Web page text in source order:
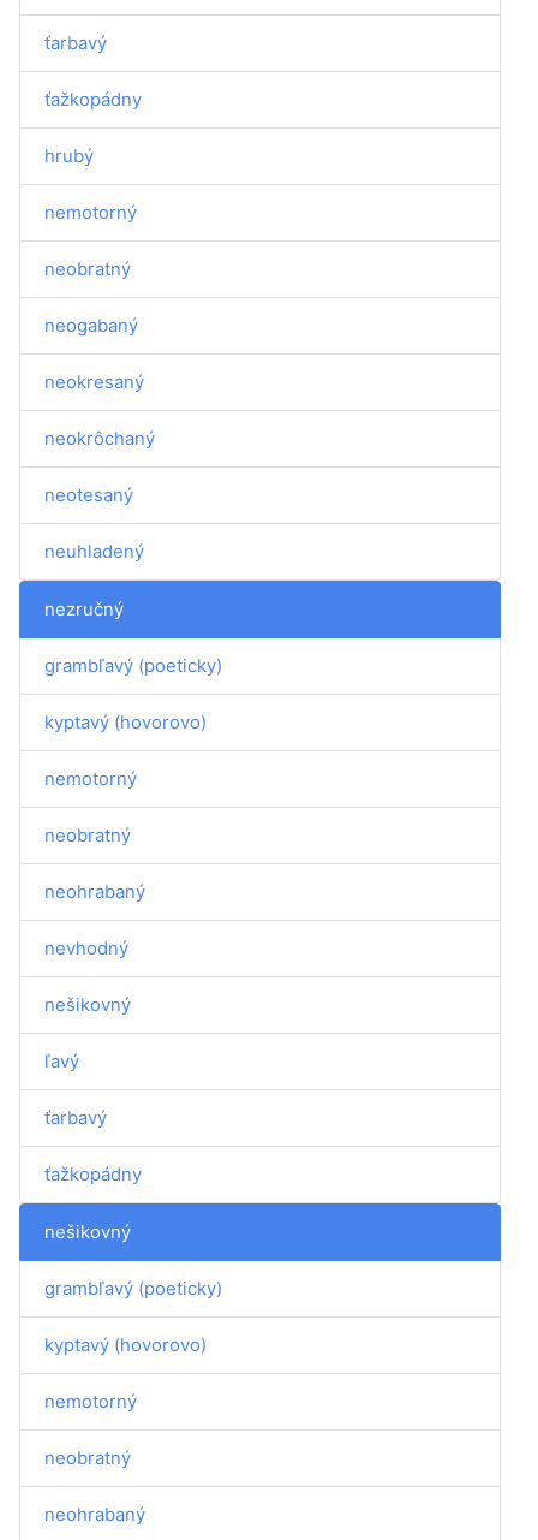
ťarbavý
ťažkopádny
hrubý
nemotorný
neobratný
neogabaný
neokresaný
neokrôchaný
neotesaný
neuhladený
nezručný
grambľavý (poeticky)
kyptavý (hovorovo)
nemotorný
neobratný
neohrabaný
nevhodný
nešikovný
ľavý
ťarbavý
ťažkopádny
nešikovný
grambľavý (poeticky)
kyptavý (hovorovo)
nemotorný
neobratný
neohrabaný